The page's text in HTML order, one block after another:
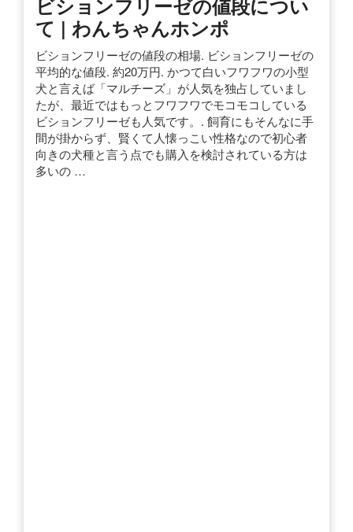
て | わんちゃんホンポ
ビションフリーゼの値段の相場. ビションフリーゼの
平均的な値段. 約20万円. かつて白いフワフワの小型
犬と言えば「マルチーズ」が人気を独占していまし
たが、最近ではもっとフワフワでモコモコしている
ビションフリーゼも人気です。. 飼育にもそんなに手
間が掛からず、賢くて人懐っこい性格なので初心者
向きの犬種と言う点でも購入を検討されている方は
多いの …